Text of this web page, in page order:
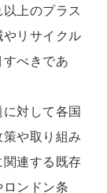
上のプラス
リサイクル
べきであ
対して各国
や取り組み
連する既存
ンドン条